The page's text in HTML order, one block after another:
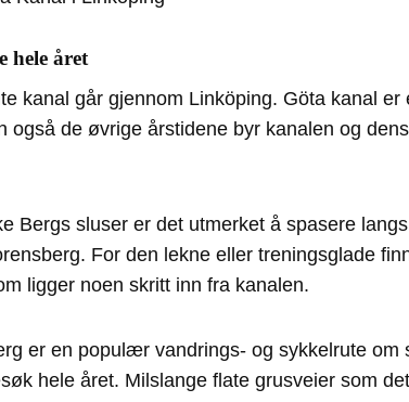
hele året
kanal går gjennom Linköping. Göta kanal
også de øvrige årstidene byr kanalen og
Bergs sluser er det utmerket å spasere
For den lekne eller treningsglade
ligger noen skritt inn fra kanalen.
er en populær vandrings- og sykkelrute om
hele året. Milslange flate grusveier som